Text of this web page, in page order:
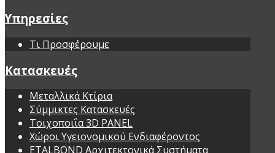
Υπηρεσίες
Τι Προσφέρουμε
Κατασκευές
Μεταλλικά Κτίρια
Σύμμικτες Κατασκευές
Τοιχοποιΐα 3D PANEL
Χώροι Υγειονομικού Ενδιαφέροντος
ETALBOND Αρχιτεκτονικά Συστήματα